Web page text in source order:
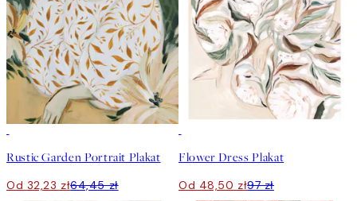
Rustic Garden Portrait Plakat
Od 32,23 zł64,45 zł
Flower Dress Plakat
Od 48,50 zł97 zł